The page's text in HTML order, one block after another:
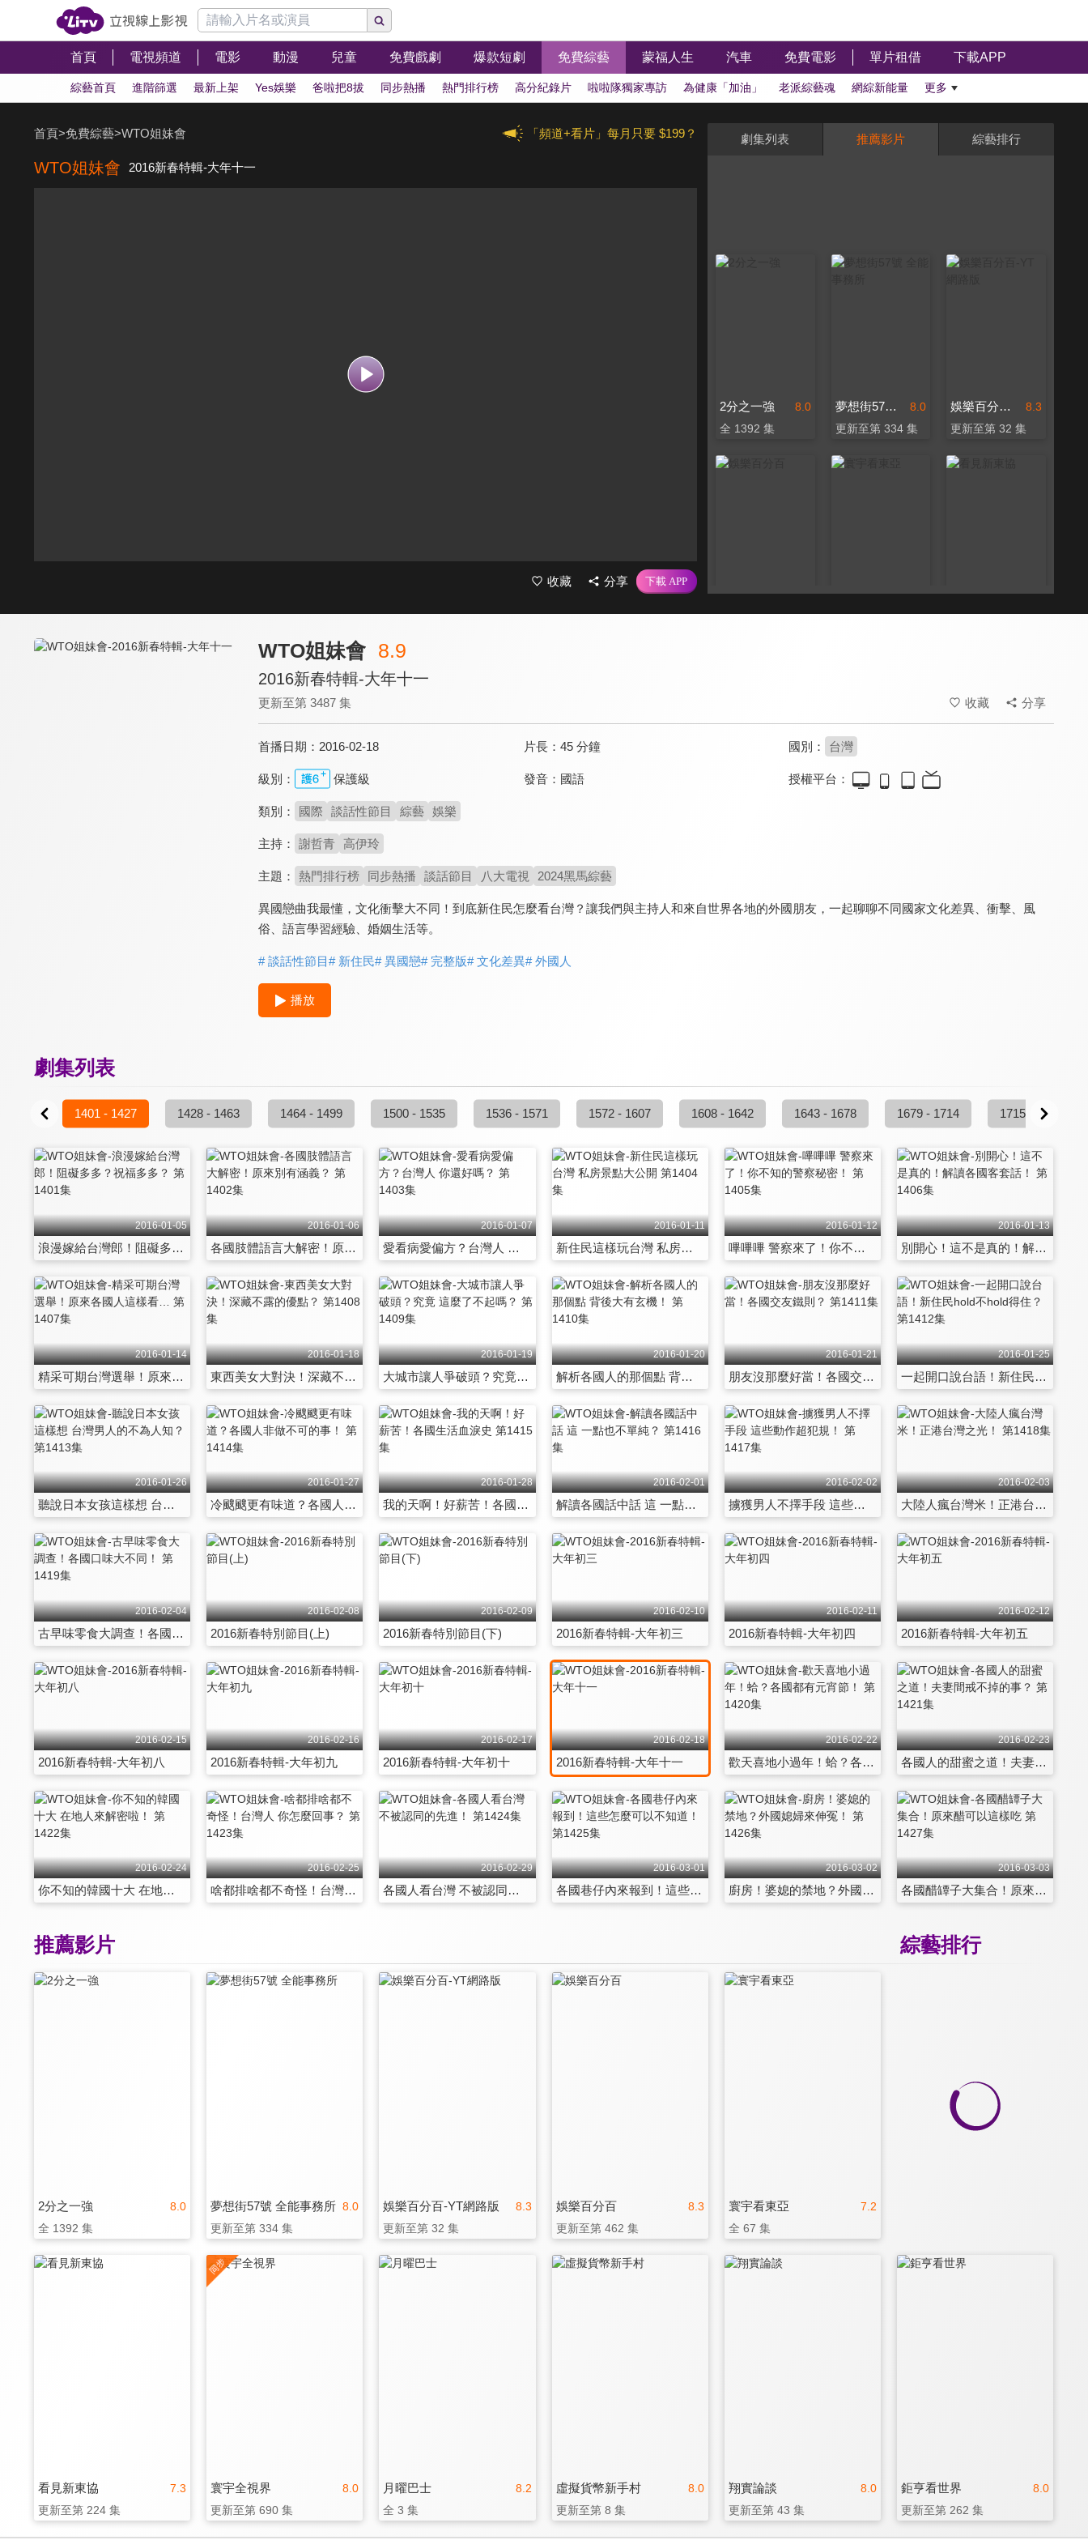
首頁 電視頻道 電影 動漫 兒童 免費戲劇 爆款短劇 免費綜藝 蒙福人生 汽車 免費電影 單片租借 下載APP
綜藝首頁 進階篩選 最新上架 Yes娛樂 爸啦把8拔 同步熱播 熱門排行榜 高分紀錄片 啦啦隊獨家專訪 為健康「加油」 老派綜藝魂 網綜新能量 更多
「頻道+看片」每月只要 $199？
首頁>免費綜藝>WTO姐妹會
WTO姐妹會 2016新春特輯-大年十一
收藏 分享
劇集列表 推薦影片 綜藝排行
8.0
2分之一強
全 1392 集
8.0
夢想街57號 全能事務所
更新至第 334 集
8.3
娛樂百分百-YT網路版
更新至第 32 集
WTO姐妹會 8.9
2016新春特輯-大年十一
更新至第 3487 集 收藏 分享
首播日期： 2016-02-18 片長： 45 分鐘 國別： 台灣
級別： 保護級 發音： 國語 授權平台：
類別： 國際 談話性節目 綜藝 娛樂
主持： 謝哲青 高伊玲
主題： 熱門排行榜 同步熱播 談話節目 八大電視 2024黑馬綜藝
異國戀曲我最懂，文化衝擊大不同！到底新住民怎麼看台灣？讓我們與主持人和來自世界各地的外國朋友，一起聊聊不同國家文化差異、衝擊、風
俗、語言學習經驗、婚姻生活等。
# 談話性節目# 新住民# 異國戀# 完整版# 文化差異# 外國人
播放
劇集列表
1401 - 1427 1428 - 1463 1464 - 1499 1500 - 1535 1536 - 1571 1572 - 1607 1608 - 1642 1643 - 1678 1679 - 1714 1715 - 1750
2016-01-05
浪漫嫁給台灣郎！阻礙多多？祝福多多？ 第1401集
2016-01-06
各國肢體語言大解密！原來別有涵義？ 第1402集
2016-01-07
愛看病愛偏方？台灣人 你還好嗎？ 第1403集
2016-01-11
新住民這樣玩台灣 私房景點大公開 第1404集
2016-01-12
嗶嗶嗶 警察來了！你不知的警察秘密！ 第1405集
2016-01-13
別開心！這不是真的！解讀各國客套話！ 第1406集
2016-01-14
精采可期台灣選舉！原來各國人這樣看… 第1407集
2016-01-18
東西美女大對決！深藏不露的優點？ 第1408集
2016-01-19
大城市讓人爭破頭？究竟 這麼了不起嗎？ 第1409集
2016-01-20
解析各國人的那個點 背後大有玄機！ 第1410集
2016-01-21
朋友沒那麼好當！各國交友鐵則？ 第1411集
2016-01-25
一起開口說台語！新住民hold不hold得住？ 第1412集
2016-01-26
聽說日本女孩這樣想 台灣男人的不為人知？ 第1413集
2016-01-27
冷颼颼更有味道？各國人非做不可的事！ 第1414集
2016-01-28
我的天啊！好薪苦！各國生活血淚史 第1415集
2016-02-01
解讀各國話中話 這 一點也不單純？ 第1416集
2016-02-02
擄獲男人不擇手段 這些動作超犯規！ 第1417集
2016-02-03
大陸人瘋台灣米！正港台灣之光！ 第1418集
2016-02-04
古早味零食大調查！各國口味大不同！ 第1419集
2016-02-08
2016新春特別節目(上)
2016-02-09
2016新春特別節目(下)
2016-02-10
2016新春特輯-大年初三
2016-02-11
2016新春特輯-大年初四
2016-02-12
2016新春特輯-大年初五
2016-02-15
2016新春特輯-大年初八
2016-02-16
2016新春特輯-大年初九
2016-02-17
2016新春特輯-大年初十
2016-02-18
2016新春特輯-大年十一
2016-02-22
歡天喜地小過年！蛤？各國都有元宵節！ 第1420集
2016-02-23
各國人的甜蜜之道！夫妻間戒不掉的事？ 第1421集
2016-02-24
你不知的韓國十大 在地人來解密啦！ 第1422集
2016-02-25
啥都排啥都不奇怪！台灣人 你怎麼回事？ 第1423集
2016-02-29
各國人看台灣 不被認同的先進！ 第1424集
2016-03-01
各國巷仔內來報到！這些怎麼可以不知道！ 第1425集
2016-03-02
廚房！婆媳的禁地？外國媳婦來伸冤！ 第1426集
2016-03-03
各國醋罈子大集合！原來醋可以這樣吃 第1427集
綜藝排行
推薦影片
8.0
2分之一強
全 1392 集
8.0
夢想街57號 全能事務所
更新至第 334 集
8.3
娛樂百分百-YT網路版
更新至第 32 集
8.3
娛樂百分百
更新至第 462 集
7.2
寰宇看東亞
全 67 集
7.3
看見新東協
更新至第 224 集
8.0
寰宇全視界
更新至第 690 集
8.2
月曜巴士
全 3 集
8.0
虛擬貨幣新手村
更新至第 8 集
8.0
翔實論談
更新至第 43 集
8.0
鉅亨看世界
更新至第 262 集